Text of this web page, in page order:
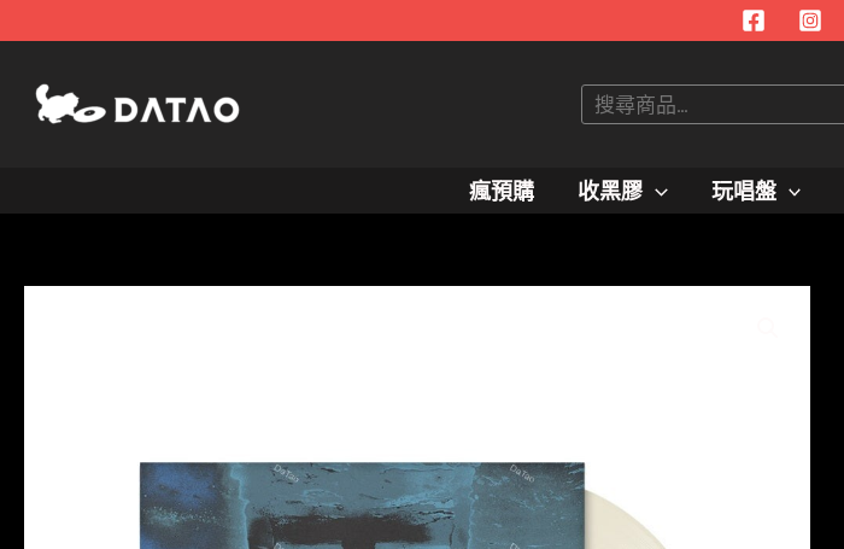
搜
瘋預購 收黑膠 玩唱盤